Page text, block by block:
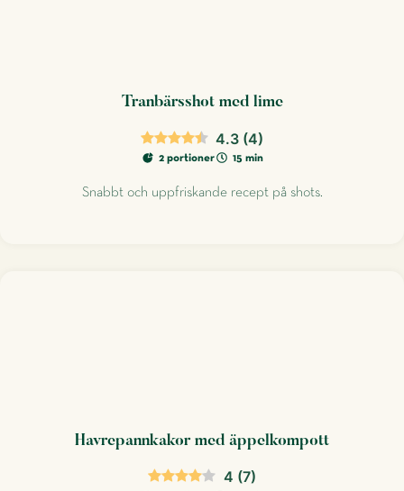
Tranbärsshot med lime
4.3 (4)
2 portioner 15 min
Snabbt och uppfriskande recept på shots.
Havrepannkakor med äppelkompott
4 (7)